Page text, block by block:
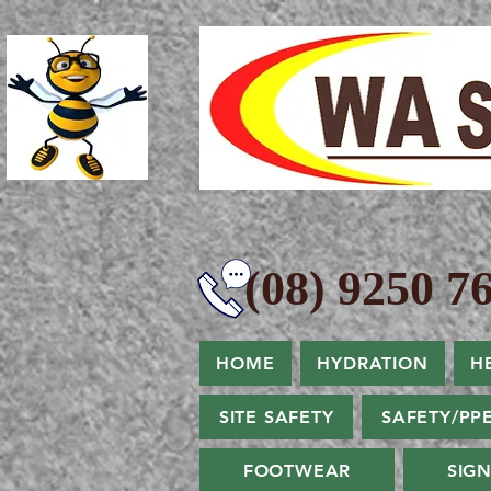
9250
HOME HYDRATION
SITE SAFETY SAFETY/PPE
FOOTWEAR